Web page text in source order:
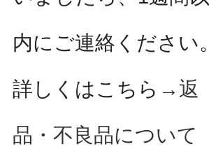
内にご連絡ください。
詳しくはこちら→ 返
品・不良品について